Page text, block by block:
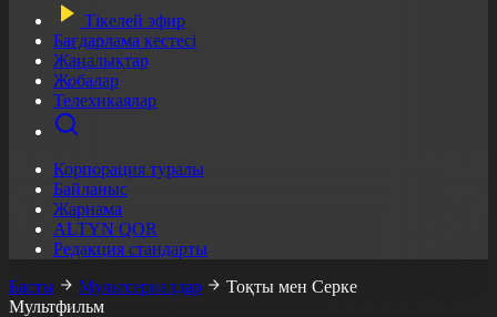
Тікелей эфир
Бағдарлама кестесі
Жаңалықтар
Жобалар
Телехикаялар
Корпорация туралы
Байланыс
Жарнама
ALTYN QOR
Редакция стандарты
Басты
Мультсериалдар
Тоқты мен Серке
Мультфильм